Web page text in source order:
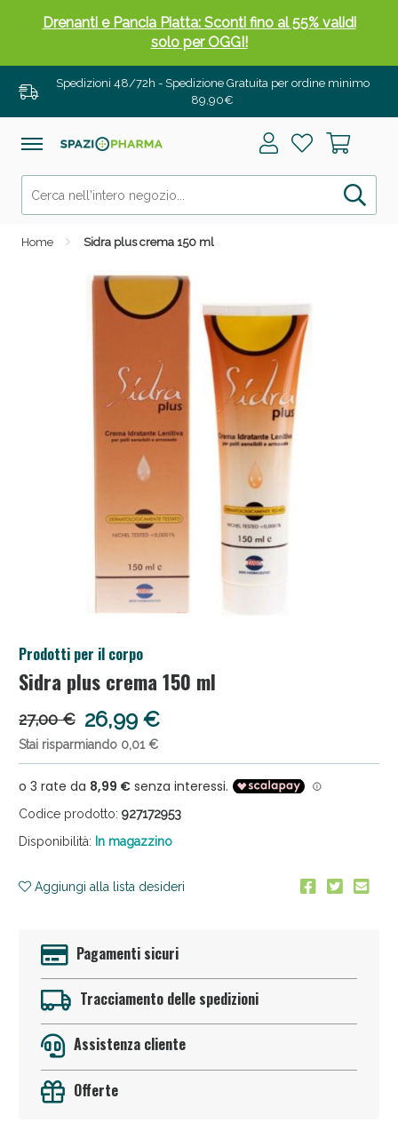
Spedizioni 48/72h - Spedizione Gratuita per ordine minimo
89,90€
Home Sidra plus crema 150 ml
Prodotti per il corpo
Sidra plus crema 150 ml
27,00 € 26,99 €
Stai risparmiando 0,01 €
Codice prodotto: 927172953
Disponibilità: In magazzino
Aggiungi alla lista desideri
Pagamenti sicuri
Tracciamento delle spedizioni
Assistenza cliente
Offerte
Drenanti e Pancia Piatta: Sconti fino al 55% validi
solo per OGGI!
Salini e Multivitaminici: oggi Sconto extra fino al
50%!
Anticellulite e Fanghi: Sconto fino al 40% valido
Anticellulite e Fanghi: Sconto fino al 40% valido
oggi!